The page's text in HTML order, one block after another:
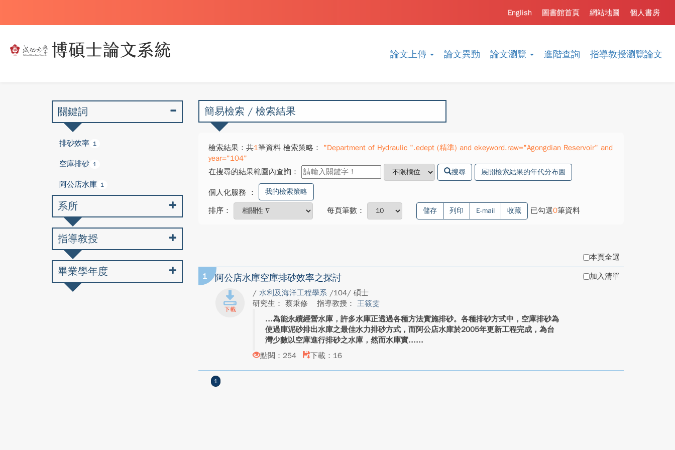
論文上傳 論文異動 論文瀏覽 進階查詢 指導教授瀏覽論文
個人書房
網站地圖
圖書館首頁
English
簡易檢索 / 檢索結果
檢索結果：共1筆資料 檢索策略：
"Department of Hydraulic ".edept (精準) and ekeyword.raw="Agongdian Reservoir" and
year="104"
在搜尋的結果範圍內查詢：
搜尋 展開檢索結果的年代分布圖
個人化服務 ： 我的檢索策略
排序： 每頁筆數： 儲存 列印 E-mail 收藏 已勾選0筆資料
本頁全選
1 阿公店水庫空庫排砂效率之探討
/ 水利及海洋工程學系 /104/ 碩士
研究生： 蔡秉修
指導教授： 王筱雯
為能永續經營水庫，許多水庫正透過各種方法實施排砂。各種排砂方式中，空庫排砂為
使過庫泥砂排出水庫之最佳水力排砂方式，而阿公店水庫於2005年更新工程完成，為台
灣少數以空庫進行排砂之水庫，然而水庫實...
點閱：254
下載：16
加入清單
1
關鍵詞
排砂效率 1
空庫排砂 1
阿公店水庫 1
系所
指導教授
畢業學年度